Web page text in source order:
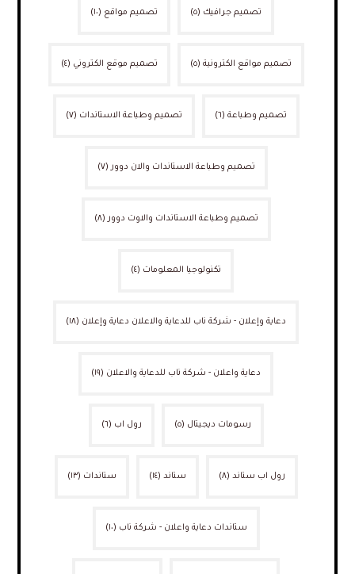
تصميم جرافيك (٥) تصميم مواقع (١٠)
تصميم مواقع الكترونية (٥) تصميم موقع الكتروني (٤)
تصميم وطباعة (٦) تصميم وطباعة الاستاندات (٧)
تصميم وطباعة الاستاندات والان دوور (٧)
تصميم وطباعة الاستاندات والاوت دوور (٨)
تكنولوجيا المعلومات (٤)
دعاية وإعلان - شركة ناب للدعاية والاعلان دعاية وإعلان (١٨)
دعاية واعلان - شركة ناب للدعاية والاعلان (١٩)
رسومات ديجيتال (٥) رول اب (٦)
رول اب ستاند (٨) ستاند (١٤) ستاندات (١٣)
ستاندات دعاية واعلان - شركة ناب (١٠)